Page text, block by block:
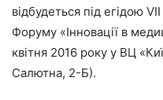
відбудеться під егідою
Форуму «Інновації в
квітня 2016 року у ВЦ
Салютна, 2-Б).